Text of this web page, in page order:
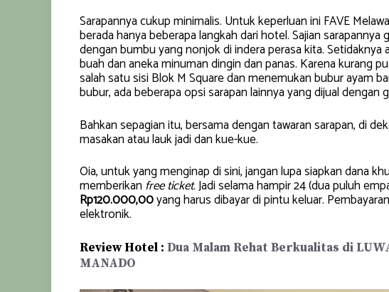
Sarapannya cukup minimalis. Untuk keperluan ini FAVE
berada hanya beberapa langkah dari hotel. Sajian sarapannya
dengan bumbu yang nonjok di indera perasa kita. Setidaknya
buah dan aneka minuman dingin dan panas. Karena kurang
salah satu sisi Blok M Square dan menemukan bubur ayam
bubur, ada beberapa opsi sarapan lainnya yang dijual
Bahkan sepagian itu, bersama dengan tawaran sarapan, di
masakan atau lauk jadi dan kue-kue.
Oia, untuk yang menginap di sini, jangan lupa siapkan dana
memberikan free ticket. Jadi selama hampir 24 (dua puluh
Rp120.000,00yang harus dibayar di pintu keluar.
elektronik.
Review Hotel : Dua Malam Rehat Berkualitas di
MANADO